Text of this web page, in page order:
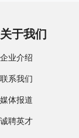
关于我们
企业介绍
联系我们
媒体报道
诚聘英才